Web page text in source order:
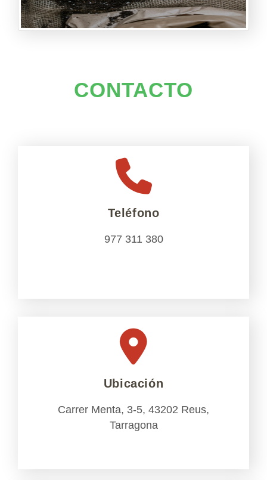
CONTACTO
Teléfono
977 311 380
Ubicación
Carrer Menta, 3-5, 43202 Reus,
Tarragona